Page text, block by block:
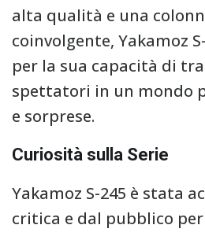
alta qualità e una
coinvolgente, Yakamoz
per la sua capacità di
spettatori in un mondo
e sorprese.
Curiosità sulla Serie
Yakamoz S-245 è stata
critica e dal pubblico